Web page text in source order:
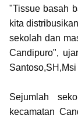
"Tissue basah
kita
sekolah dan
Candipuro",
Santoso,SH,Msi
Sejumlah
kecamatan